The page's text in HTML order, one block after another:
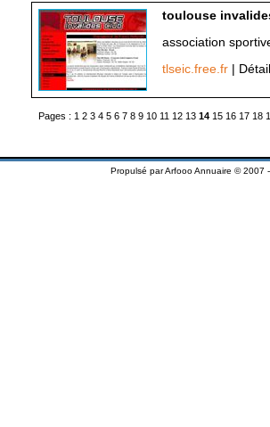
toulouse
association
tlseic.free.fr
|
Pages : 1 2 3 4 5 6 7 8 9 10 11 12 13 14 15 16 17 18
Propulsé parArfooo Annuaire © 2007